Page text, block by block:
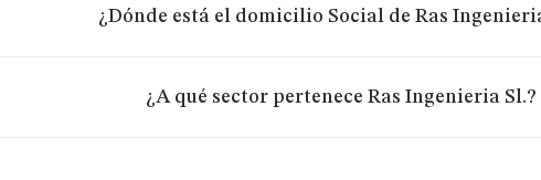
¿Dónde está el domicilio Social de Ras
¿A qué sector pertenece Ras Ingenieria Sl.?